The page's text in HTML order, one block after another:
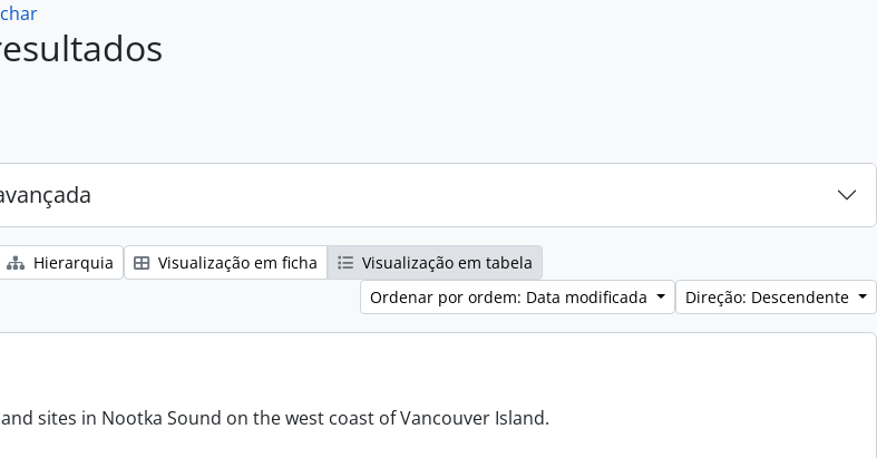
Hierarquia Visualização em ficha
Visualização em tabela
Ordenar por ordem: Data modificada
Direção: Descendente
sites in Nootka Sound on the west coast of Vancouver Island.